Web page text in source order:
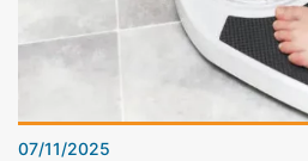
07/11/2025